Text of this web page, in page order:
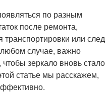
по разным
после ремонта,
или след
случае, важно
чтобы зеркало вновь стало
статье мы расскажем,